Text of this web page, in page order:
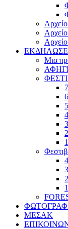
Μια
ΜΕΣΑΚ